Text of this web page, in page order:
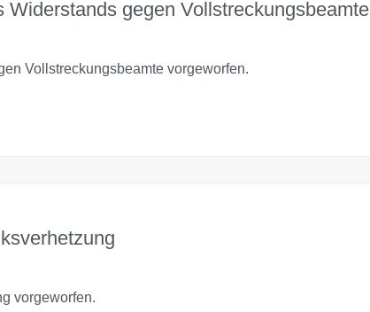
Widerstands gegen Vollstreckungsbeamte
Vollstreckungsbeamte vorgeworfen.
vorgeworfen.